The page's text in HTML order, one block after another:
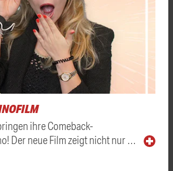
ihre Comeback-
Der neue Film zeigt nicht nur …